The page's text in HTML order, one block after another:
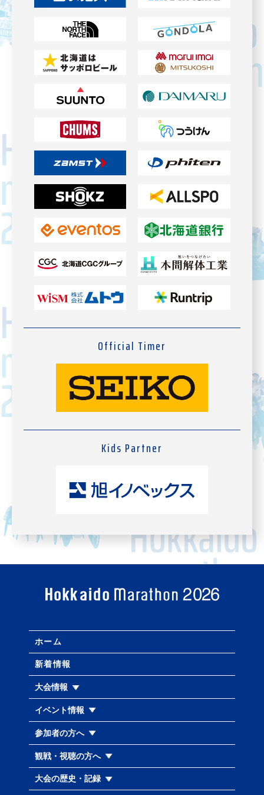
Official Timer
Kids Partner
ホーム
新着情報
大会情報
イベント情報
参加者の方へ
観戦・視聴の方へ
大会の歴史・記録